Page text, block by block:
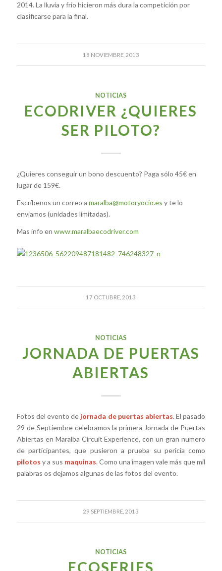
2014. La lluvia y frio hicieron más dura la competición por
clasificarse para la final.
18 NOVIEMBRE, 2013
NOTICIAS
ECODRIVER ¿QUIERES
SER PILOTO?
¿Quieres conseguir un bono descuento? Paga sólo 45€ en
lugar de 159€.
Escríbenos un correo a maralba@motoryocio.es y te lo
enviamos (unidades limitadas).
Mas info en www.maralbaecodriver.com
17 OCTUBRE, 2013
NOTICIAS
JORNADA DE PUERTAS
ABIERTAS
Fotos del evento de jornada de puertas abiertas. El pasado
29 de Septiembre celebramos la primera Jornada de Puertas
Abiertas en Maralba Circuit Experience, con un gran numero
de participantes, que pusieron a prueba su pericia como
pilotos y a sus maquinas. Como una imagen vale más que mil
palabras os dejamos algunas de las fotos del evento.
29 SEPTIEMBRE, 2013
NOTICIAS
ECOSERIES